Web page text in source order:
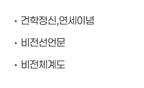
건학정신,연세이념
비전선언문
비전체계도